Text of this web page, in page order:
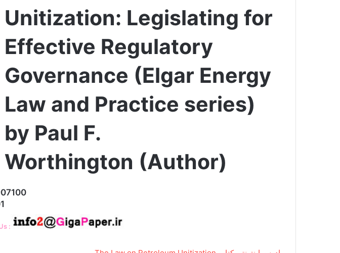
Unitization: Legislating for
Effective Regulatory
Governance (Elgar Energy
Law and Practice series)
by Paul F.
Worthington (Author)
: